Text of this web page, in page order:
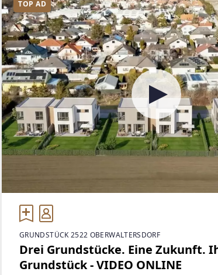
TOP AD
GRUNDSTÜCK 2522 OBERWALTERSDORF
Drei Grundstücke. Eine Zukunft.
Grundstück - VIDEO ONLINE